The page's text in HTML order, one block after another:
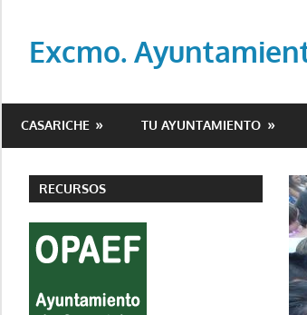
contenido
Excmo.
del
de
Casariche
CASARICHE TU AYUNTAMIENTO
RECURSOS